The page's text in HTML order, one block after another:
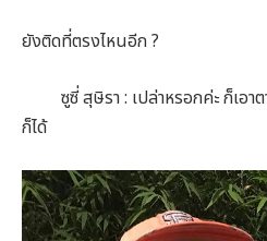
ยังติดที่ตรงไหนอีก ?
ซูซี่ สุษิรา : เปล่าหรอกค่ะ ก็เอาต
ก็ได้